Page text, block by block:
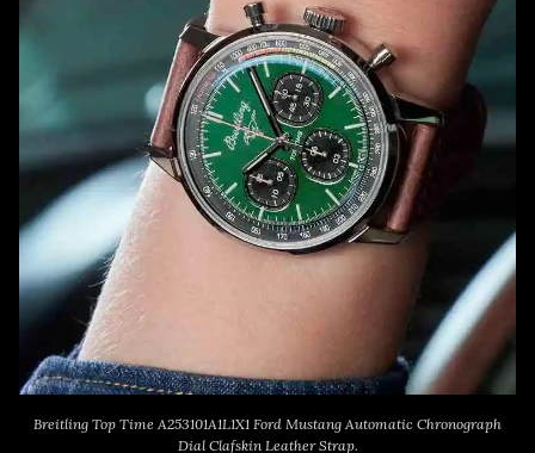
Breitling Top Time A253101A1L1X1 Ford Mustang Automatic Chronograph
Dial Clafskin Leather Strap.